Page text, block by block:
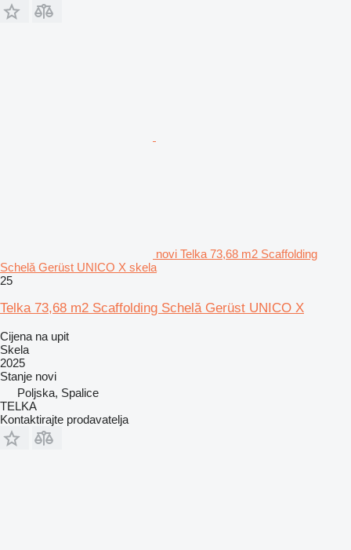
novi Telka 73,68 m2 Scaffolding
Schelă Gerüst UNICO X skela
25
Telka 73,68 m2 Scaffolding Schelă Gerüst UNICO X
Cijena na upit
Skela
2025
Stanje novi
Poljska, Spalice
TELKA
Kontaktirajte prodavatelja